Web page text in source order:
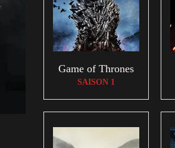
Game of Thrones
SAISON 1